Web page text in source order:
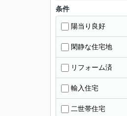
条件
陽当り良好
閑静な住宅地
リフォーム済
輸入住宅
二世帯住宅